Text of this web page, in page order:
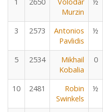
Murzin
3 2573
Antonios
Pavlidis
½
5 2534
Mikhail
Kobalia
0
10 2481
Robin
Swinkels
½